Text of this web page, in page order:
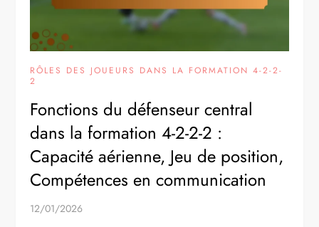
RÔLES DES JOUEURS DANS LA FORMATION 4-2-2-
2
Fonctions du défenseur central
dans la formation 4-2-2-2 :
Capacité aérienne, Jeu de position,
Compétences en communication
12/01/2026